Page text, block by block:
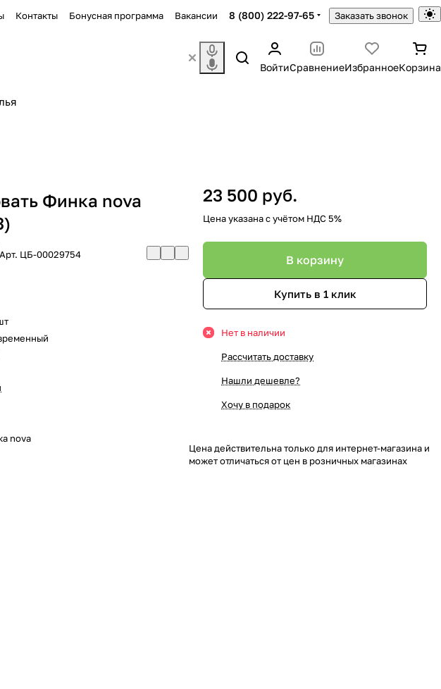
Контакты Бонусная программа Вакансии 8 (800) 222-97-65 Заказать звонок
ВойтиСравнениеИзбранноеКорзина
Финка nova
Арт. ЦБ-00029754
nova
23 500 руб.
Цена указана с учётом НДС 5%
В корзину
Купить в 1 клик
Нет в наличии
Рассчитать доставку
Нашли дешевле?
Хочу в подарок
Цена действительна только для интернет-магазина и
может отличаться от цен в розничных магазинах